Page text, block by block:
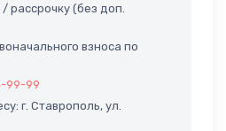
рассрочку (без доп.
взноса по
99-99
г. Ставрополь, ул.